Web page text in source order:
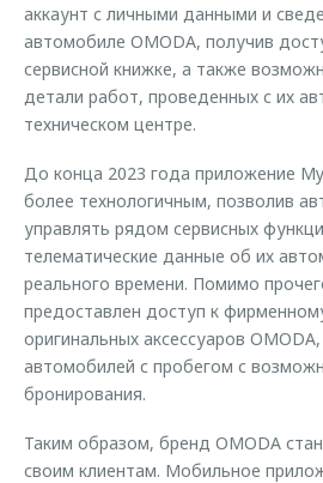
аккаунт с личными данными и
автомобиле OMODA, получив
сервисной книжке, а также
детали работ, проведенных с их
техническом центре.
До конца 2023 года приложение
более технологичным, позволив
управлять рядом сервисных
телематические данные об их
реального времени. Помимо
предоставлен доступ к
оригинальных аксессуаров
автомобилей с пробегом с
бронирования.
Таким образом, бренд OMODA
своим клиентам. Мобильное